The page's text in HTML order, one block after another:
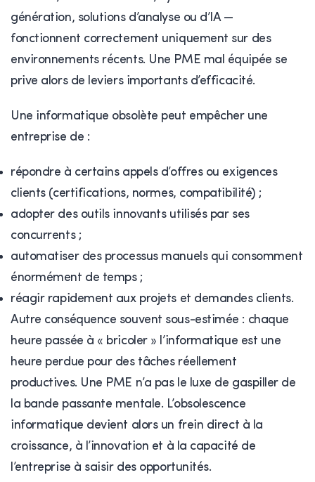
génération, solutions d’analyse ou d’IA —
fonctionnent correctement uniquement sur des
environnements récents. Une PME mal équipée se
prive alors de leviers importants d’efficacité.
Une informatique obsolète peut empêcher une
entreprise de :
répondre à certains appels d’offres ou exigences
clients (certifications, normes, compatibilité) ;
adopter des outils innovants utilisés par ses
concurrents ;
automatiser des processus manuels qui consomment
énormément de temps ;
réagir rapidement aux projets et demandes clients.
Autre conséquence souvent sous-estimée : chaque
heure passée à « bricoler » l’informatique est une
heure perdue pour des tâches réellement
productives. Une PME n’a pas le luxe de gaspiller de
la bande passante mentale. L’obsolescence
informatique devient alors un frein direct à la
croissance, à l’innovation et à la capacité de
l’entreprise à saisir des opportunités.